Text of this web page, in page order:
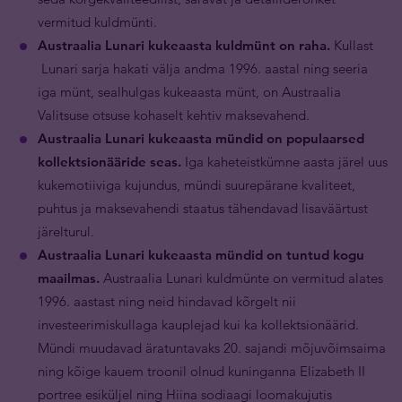
vermitud kuldmünti.
Austraalia Lunari kukeaasta kuldmünt on raha. Kullast
Lunari sarja hakati välja andma 1996. aastal ning seeria
iga münt, sealhulgas kukeaasta münt, on Austraalia
Valitsuse otsuse kohaselt kehtiv maksevahend.
Austraalia Lunari kukeaasta mündid on populaarsed
kollektsionääride seas. Iga kaheteistkümne aasta järel uus
kukemotiiviga kujundus, mündi suurepärane kvaliteet,
puhtus ja maksevahendi staatus tähendavad lisaväärtust
järelturul.
Austraalia Lunari kukeaasta mündid on tuntud kogu
maailmas. Austraalia Lunari kuldmünte on vermitud alates
1996. aastast ning neid hindavad kõrgelt nii
investeerimiskullaga kauplejad kui ka kollektsionäärid.
Mündi muudavad äratuntavaks 20. sajandi mõjuvõimsaima
ning kõige kauem troonil olnud kuninganna Elizabeth II
portree esiküljel ning Hiina sodiaagi loomakujutis